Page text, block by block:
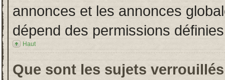
annonces et les annonces
dépend des permissions
Haut
Que sont les sujets